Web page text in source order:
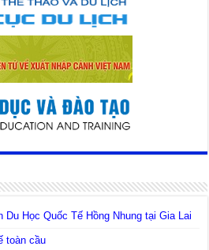
Học Quốc Tế Hồng Nhung tại Gia Lai
toàn cầu